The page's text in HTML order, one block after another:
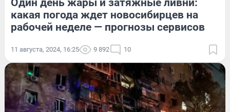
Один день жары и затяжные ливни:
какая погода ждет новосибирцев на
рабочей неделе — прогнозы сервисов
11 августа, 2024, 16:25 9 892 10